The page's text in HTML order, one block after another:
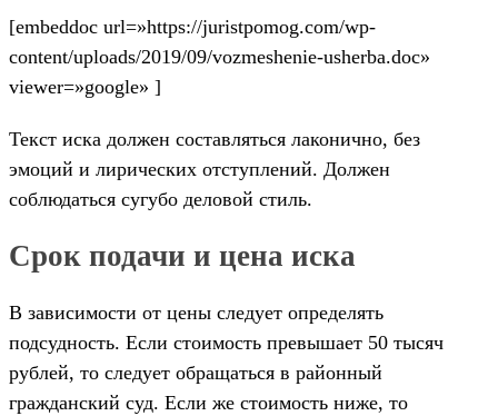
[embeddoc url=»https://juristpomog.com/wp-
content/uploads/2019/09/vozmeshenie-usherba.doc»
viewer=»google» ]
Текст иска должен составляться лаконично, без
эмоций и лирических отступлений. Должен
соблюдаться сугубо деловой стиль.
Срок подачи и цена иска
В зависимости от цены следует определять
подсудность. Если стоимость превышает 50 тысяч
рублей, то следует обращаться в районный
гражданский суд. Если же стоимость ниже, то